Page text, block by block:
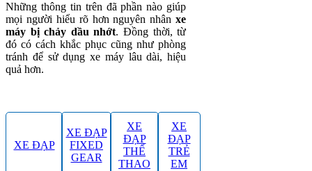
Những thông tin trên đã phần nào giúp
mọi người hiểu rõ hơn nguyên nhânxe
máy bị chảy dầu nhớt. Đồng thời, từ
đó có cách khắc phục cũng như phòng
tránh để sử dụng xe máy lâu dài, hiệu
quả hơn.
XE ĐẠP
XE ĐẠP
FIXED
GEAR
XE
ĐẠP
THỂ
THAO
XE
ĐẠP
TRẺ
EM